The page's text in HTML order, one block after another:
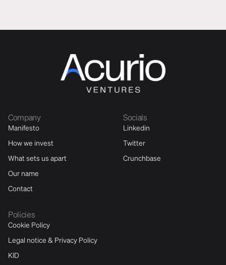
Company
Manifesto
How we invest
What sets us apart
Our name
Contact
Socials
Linkedin
Twitter
Crunchbase
Policies
Cookie Policy
Legal notice & Privacy Policy
KID